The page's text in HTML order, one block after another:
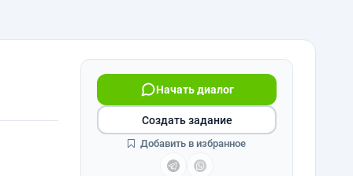
Начать диалог
Создать задание
Добавить в избранное